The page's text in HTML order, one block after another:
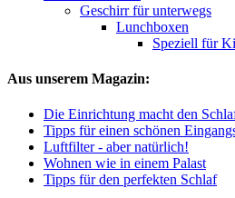
Geschirr für unterwegs
Lunchboxen
Speziell für
Aus unserem Magazin:
Die Einrichtung macht den
Tipps für einen schönen
Luftfilter - aber natürlich!
Wohnen wie in einem Palast
Tipps für den perfekten Schlaf